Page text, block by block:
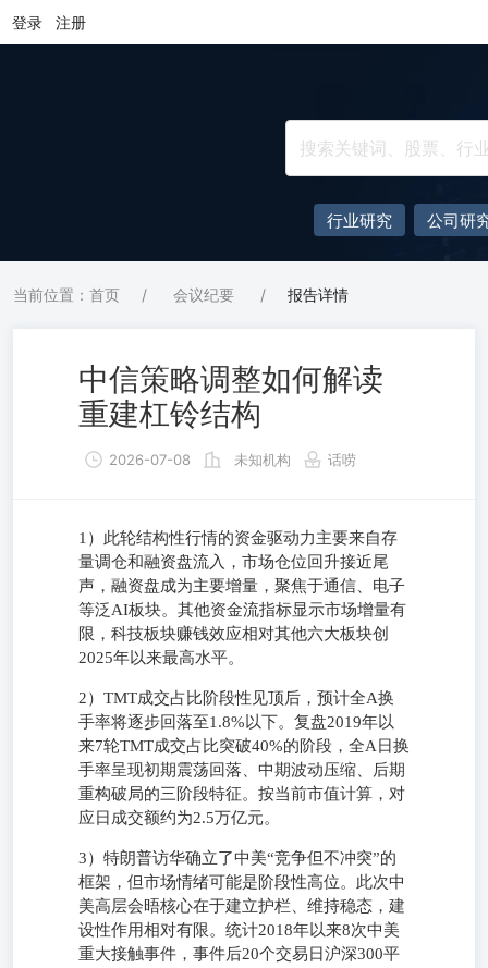
登录 注册
行业研究 公司研
当前位置：首页 / 会议纪要 / 报告详情
中信策略调整如何解读
重建杠铃结构
2026-07-08 未知机构 话唠
1）此轮结构性行情的资金驱动力主要来自存
量调仓和融资盘流入，市场仓位回升接近尾
声，融资盘成为主要增量，聚焦于通信、电子
等泛AI板块。其他资金流指标显示市场增量有
限，科技板块赚钱效应相对其他六大板块创
2025年以来最高水平。
2）TMT成交占比阶段性见顶后，预计全A换
手率将逐步回落至1.8%以下。复盘2019年以
来7轮TMT成交占比突破40%的阶段，全A日换
手率呈现初期震荡回落、中期波动压缩、后期
重构破局的三阶段特征。按当前市值计算，对
应日成交额约为2.5万亿元。
3）特朗普访华确立了中美“竞争但不冲突”的
框架，但市场情绪可能是阶段性高位。此次中
美高层会晤核心在于建立护栏、维持稳态，建
设性作用相对有限。统计2018年以来8次中美
重大接触事件，事件后20个交易日沪深300平